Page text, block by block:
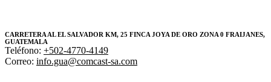
CARRETERA AL EL SALVADOR KM, 25 FINCA JOYA DE ORO ZONA 0 FRAIJANES,
GUATEMALA
Teléfono: +502-4770-4149
Correo: info.gua@comcast-sa.com